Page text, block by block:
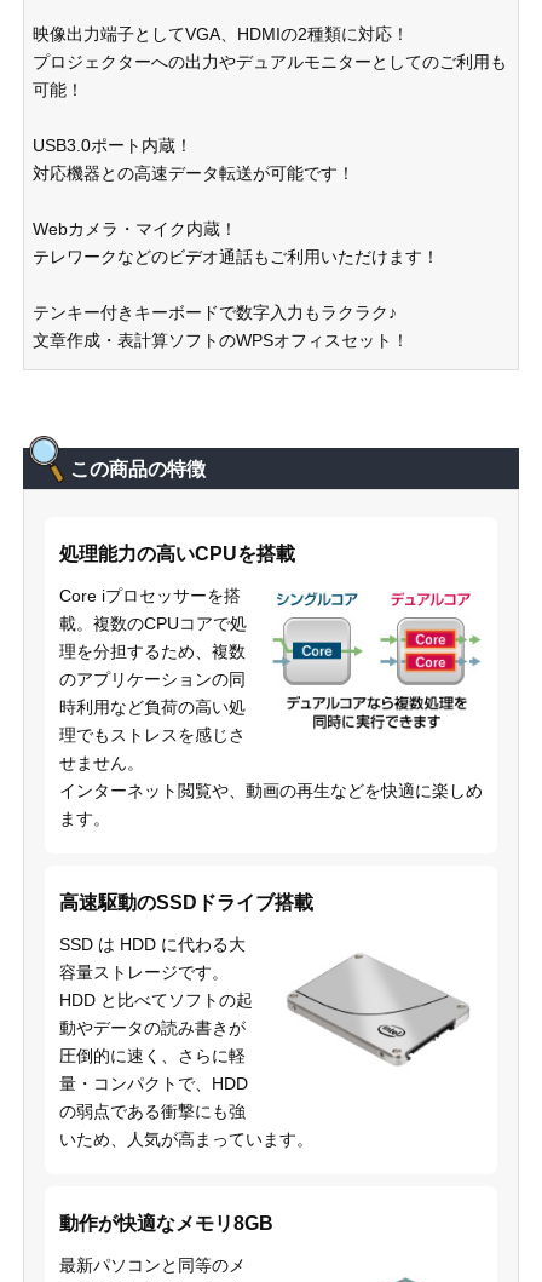
映像出力端子としてVGA、HDMIの2種類に対応！
プロジェクターへの出力やデュアルモニターとしてのご利用も
可能！
USB3.0ポート内蔵！
対応機器との高速データ転送が可能です！
Webカメラ・マイク内蔵！
テレワークなどのビデオ通話もご利用いただけます！
テンキー付きキーボードで数字入力もラクラク♪
文章作成・表計算ソフトのWPSオフィスセット！
この商品の特徴
処理能力の高いCPUを搭載
Core iプロセッサーを搭
載。複数のCPUコアで処
理を分担するため、複数
のアプリケーションの同
時利用など負荷の高い処
理でもストレスを感じさ
せません。
インターネット閲覧や、動画の再生などを快適に楽しめ
ます。
高速駆動のSSDドライブ搭載
SSD は HDD に代わる大
容量ストレージです。
HDD と比べてソフトの起
動やデータの読み書きが
圧倒的に速く、さらに軽
量・コンパクトで、HDD
の弱点である衝撃にも強
いため、人気が高まっています。
動作が快適なメモリ8GB
最新パソコンと同等のメ